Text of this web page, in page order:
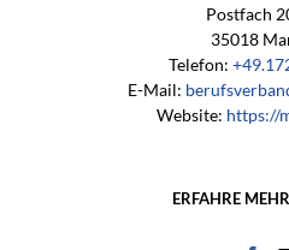
Postfach
35018
Telefon:
E-Mail:
Website: https://
ERFAHRE